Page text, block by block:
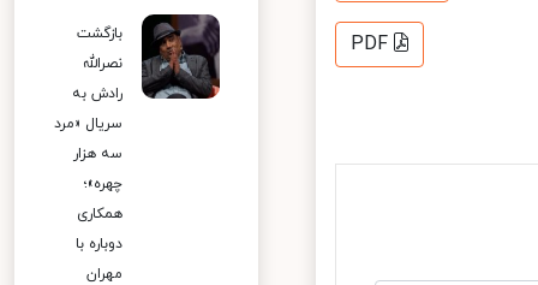
PDF
بازگشت
نصرالله
رادش به
سریال «مرد
سه هزار
چهره»؛
همکاری
دوباره با
مهران